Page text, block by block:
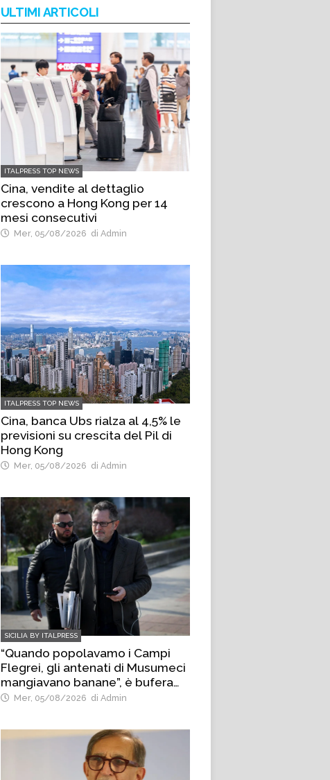
ULTIMI ARTICOLI
ITALPRESS TOP NEWS
Cina, vendite al dettaglio
crescono a Hong Kong per 14
mesi consecutivi
Mer, 05/08/2026 di Admin
ITALPRESS TOP NEWS
Cina, banca Ubs rialza al 4,5% le
previsioni su crescita del Pil di
Hong Kong
Mer, 05/08/2026 di Admin
SICILIA BY ITALPRESS
“Quando popolavamo i Campi
Flegrei, gli antenati di Musumeci
mangiavano banane”, è bufera
sul deputato di AVS Borrelli
Mer, 05/08/2026 di Admin